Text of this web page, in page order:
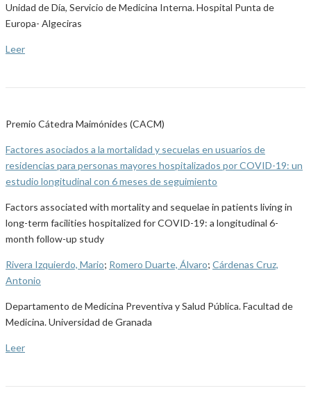
Unidad de Día, Servicio de Medicina Interna. Hospital Punta de
Europa- Algeciras
Leer
Premio Cátedra Maimónides (CACM)
Factores asociados a la mortalidad y secuelas en usuarios de
residencias para personas mayores hospitalizados por COVID-19: un
estudio longitudinal con 6 meses de seguimiento
Factors associated with mortality and sequelae in patients living in
long-term facilities hospitalized for COVID-19: a longitudinal 6-
month follow-up study
Rivera Izquierdo, Mario; Romero Duarte, Álvaro; Cárdenas Cruz,
Antonio
Departamento de Medicina Preventiva y Salud Pública. Facultad de
Medicina. Universidad de Granada
Leer